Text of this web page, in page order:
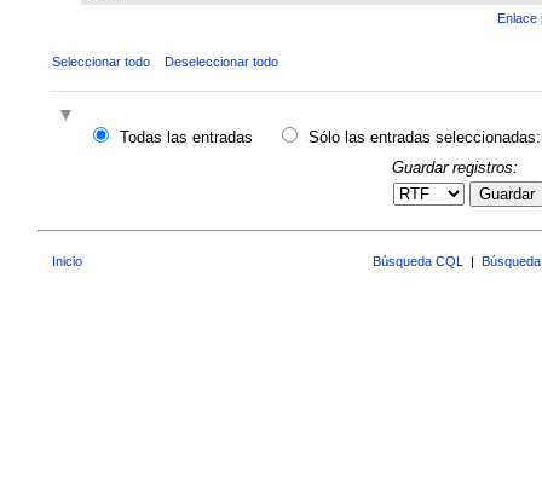
Enlace
Seleccionar todo Deseleccionar todo
Todas las entradas
Sólo las entradas seleccionadas:
Guardar registros:
Guardar
Inicio Búsqueda CQL